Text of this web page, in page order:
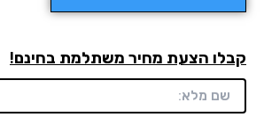
הצעת מחיר משתלמת בחינם!